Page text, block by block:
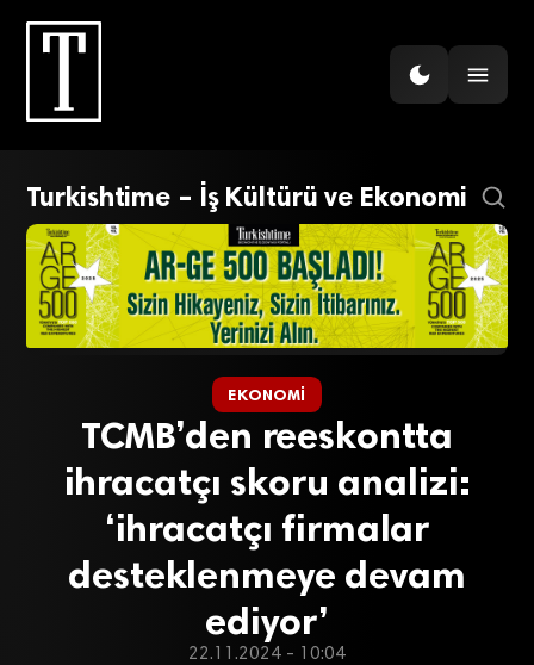
Turkishtime – İş Kültürü ve Ekonomi
EKONOMI
TCMB’den reeskontta
ihracatçı skoru analizi:
‘ihracatçı firmalar
desteklenmeye devam
ediyor’
22.11.2024 - 10:04